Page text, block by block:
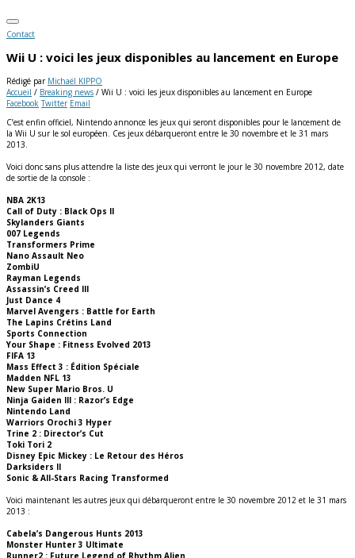
Contact
Wii U : voici les jeux disponibles au lancement en Europe
Rédigé par Michaël KIPPO
Accueil / Breaking news / Wii U : voici les jeux disponibles au lancement en Europe
Facebook Twitter Email
C’est enfin officiel, Nintendo annonce les jeux qui seront disponibles pour le lancement de
la Wii U sur le sol européen. Ces jeux débarqueront entre le 30 novembre et le 31 mars
2013.
Voici donc sans plus attendre la liste des jeux qui verront le jour le 30 novembre 2012, date
de sortie de la console :
NBA 2K13
Call of Duty : Black Ops II
Skylanders Giants
007 Legends
Transformers Prime
Nano Assault Neo
ZombiU
Rayman Legends
Assassin’s Creed III
Just Dance 4
Marvel Avengers : Battle for Earth
The Lapins Crétins Land
Sports Connection
Your Shape : Fitness Evolved 2013
FIFA 13
Mass Effect 3 : Édition Spéciale
Madden NFL 13
New Super Mario Bros. U
Ninja Gaiden III : Razor’s Edge
Nintendo Land
Warriors Orochi 3 Hyper
Trine 2 : Director’s Cut
Toki Tori 2
Disney Epic Mickey : Le Retour des Héros
Darksiders II
Sonic & All-Stars Racing Transformed
Voici maintenant les autres jeux qui débarqueront entre le 30 novembre 2012 et le 31 mars
2013 :
Cabela’s Dangerous Hunts 2013
Monster Hunter 3 Ultimate
Runner2 : Future Legend of Rhythm Alien